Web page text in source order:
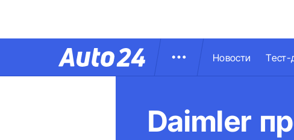
Новости Тест-
Daimler